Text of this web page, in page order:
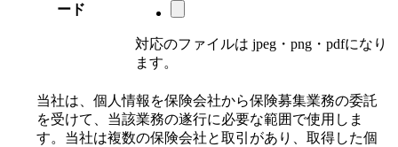
ード
対応のファイルは jpeg・png・pdfになり
ます。
当社は、個人情報を保険会社から保険募集業務の委託
を受けて、当該業務の遂行に必要な範囲で使用しま
す。当社は複数の保険会社と取引があり、取得した個